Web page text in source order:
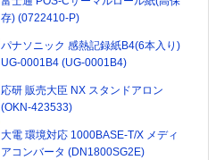
存) (0722410-P)
パナソニック 感熱記録紙B4(6本入り)
UG-0001B4 (UG-0001B4)
応研 販売大臣 NX スタンドアロン
(OKN-423533)
大電 環境対応 1000BASE-T/X メディ
アコンバータ (DN1800SG2E)